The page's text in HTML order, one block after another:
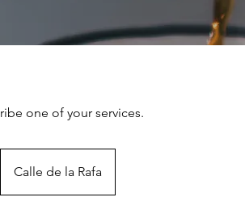
one of your services.
Calle de la Rafa